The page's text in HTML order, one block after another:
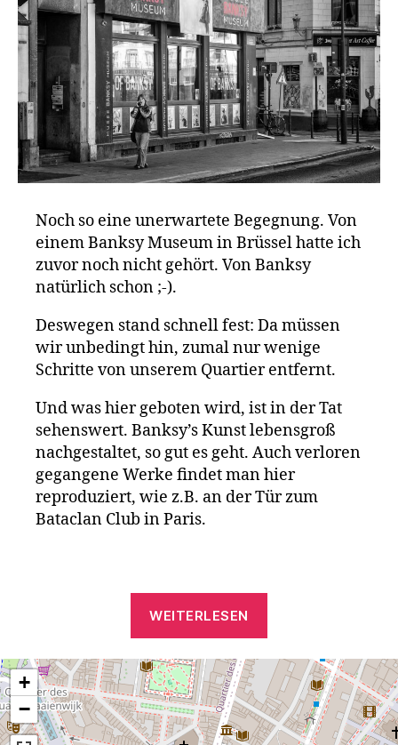
Noch so eine unerwartete Begegnung. Von
einem Banksy Museum in Brüssel hatte ich
zuvor noch nicht gehört. Von Banksy
natürlich schon ;-).
Deswegen stand schnell fest: Da müssen
wir unbedingt hin, zumal nur wenige
Schritte von unserem Quartier entfernt.
Und was hier geboten wird, ist in der Tat
sehenswert. Banksy’s Kunst lebensgroß
nachgestaltet, so gut es geht. Auch verloren
gegangene Werke findet man hier
reproduziert, wie z.B. an der Tür zum
Bataclan Club in Paris.
WEITERLESEN
Brüssel“
+
−